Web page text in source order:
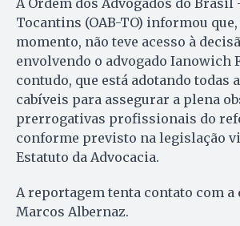
Tocantins (OAB-TO) informou
momento, não teve acesso à
envolvendo o advogado Ianowich
contudo, que está adotando todas
cabíveis para assegurar a plena
prerrogativas profissionais do
conforme previsto na legislação
Estatuto da Advocacia.
A reportagem tenta contato com a
Marcos Albernaz.